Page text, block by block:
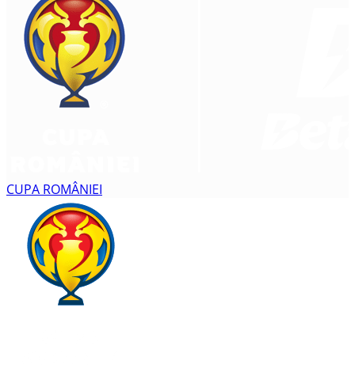
CUPA ROMÂNIEI